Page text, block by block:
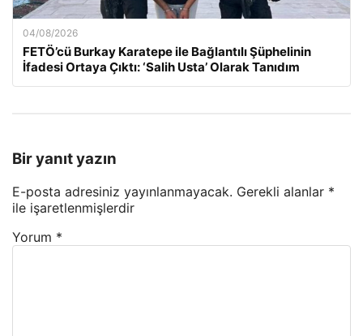
04/08/2026
FETÖ’cü Burkay Karatepe ile Bağlantılı Şüphelinin
İfadesi Ortaya Çıktı: ‘Salih Usta’ Olarak Tanıdım
Bir yanıt yazın
E-posta adresiniz yayınlanmayacak. Gerekli alanlar *
ile işaretlenmişlerdir
Yorum *